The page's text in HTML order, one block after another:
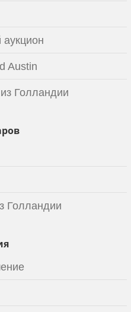
аукцион
Austin
Голландии
Голландии